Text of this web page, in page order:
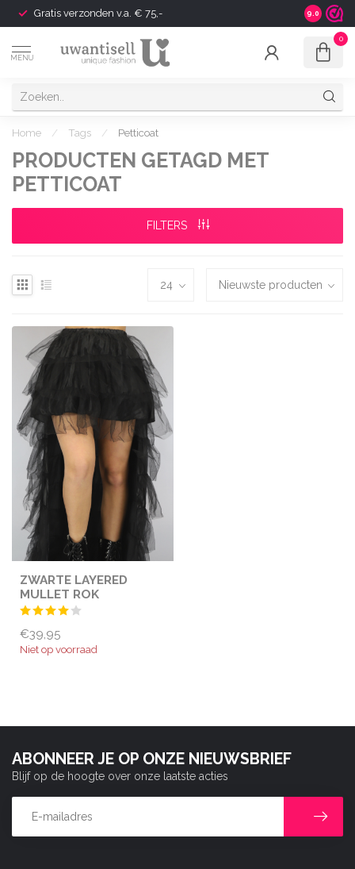
Gratis verzonden v.a. € 75,- Shipping
9.0
MENU
0
Home / Tags / Petticoat
PRODUCTEN GETAGD MET
PETTICOAT
FILTERS
ZWARTE LAYERED
MULLET ROK
€39,95
Niet op voorraad
ABONNEER JE OP ONZE NIEUWSBRIEF
Blijf op de hoogte over onze laatste acties